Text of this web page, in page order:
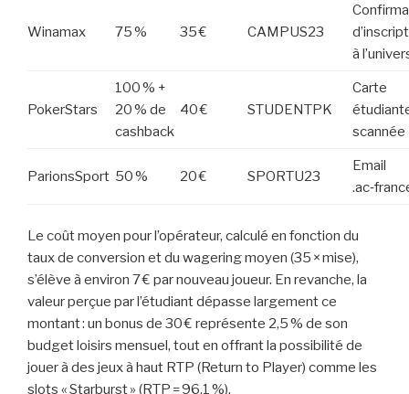
Winamax 75 % 35 € CAMPUS23
à
PokerStars
100 % +
20 % de
cashback
40 € STUDENTPK
Carte
scannée
ParionsSport 50 % 20 € SPORTU23
Email
Le coût moyen pour l’opérateur, calculé en fonction du
taux de conversion et du wagering moyen (35 × mise),
s’élève à environ 7 € par nouveau joueur. En revanche, la
valeur perçue par l’étudiant dépasse largement ce
montant : un bonus de 30 € représente 2,5 % de son
budget loisirs mensuel, tout en offrant la possibilité de
jouer à des jeux à haut RTP (Return to Player) comme les
slots « Starburst » (RTP = 96,1 %).